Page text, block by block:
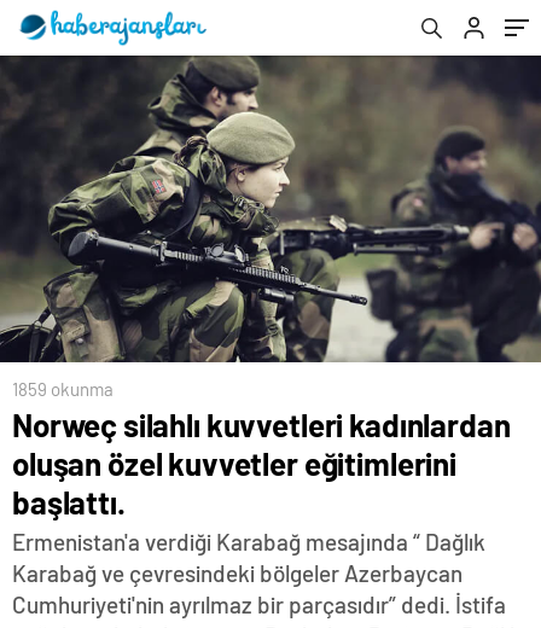
1859 okunma
Norweç silahlı kuvvetleri kadınlardan
oluşan özel kuvvetler eğitimlerini
başlattı.
Ermenistan'a verdiği Karabağ mesajında “ Dağlık
Karabağ ve çevresindeki bölgeler Azerbaycan
Cumhuriyeti'nin ayrılmaz bir parçasıdır” dedi. İstifa